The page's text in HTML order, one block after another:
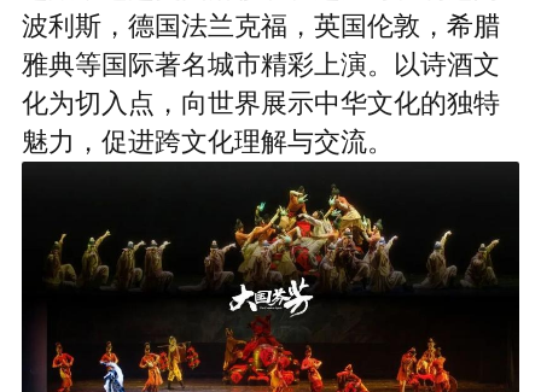
波利斯，德国法兰克福，英国伦敦，希腊
雅典等国际著名城市精彩上演。以诗酒文
化为切入点，向世界展示中华文化的独特
魅力，促进跨文化理解与交流。